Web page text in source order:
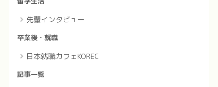
先輩インタビュー
卒業後・就職
日本就職カフェKOREC
記事一覧